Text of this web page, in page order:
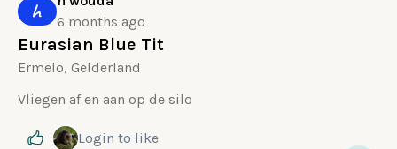
h
6 months ago
Eurasian Blue Tit
Ermelo, Gelderland
Vliegen af en aan op de silo
Login to like